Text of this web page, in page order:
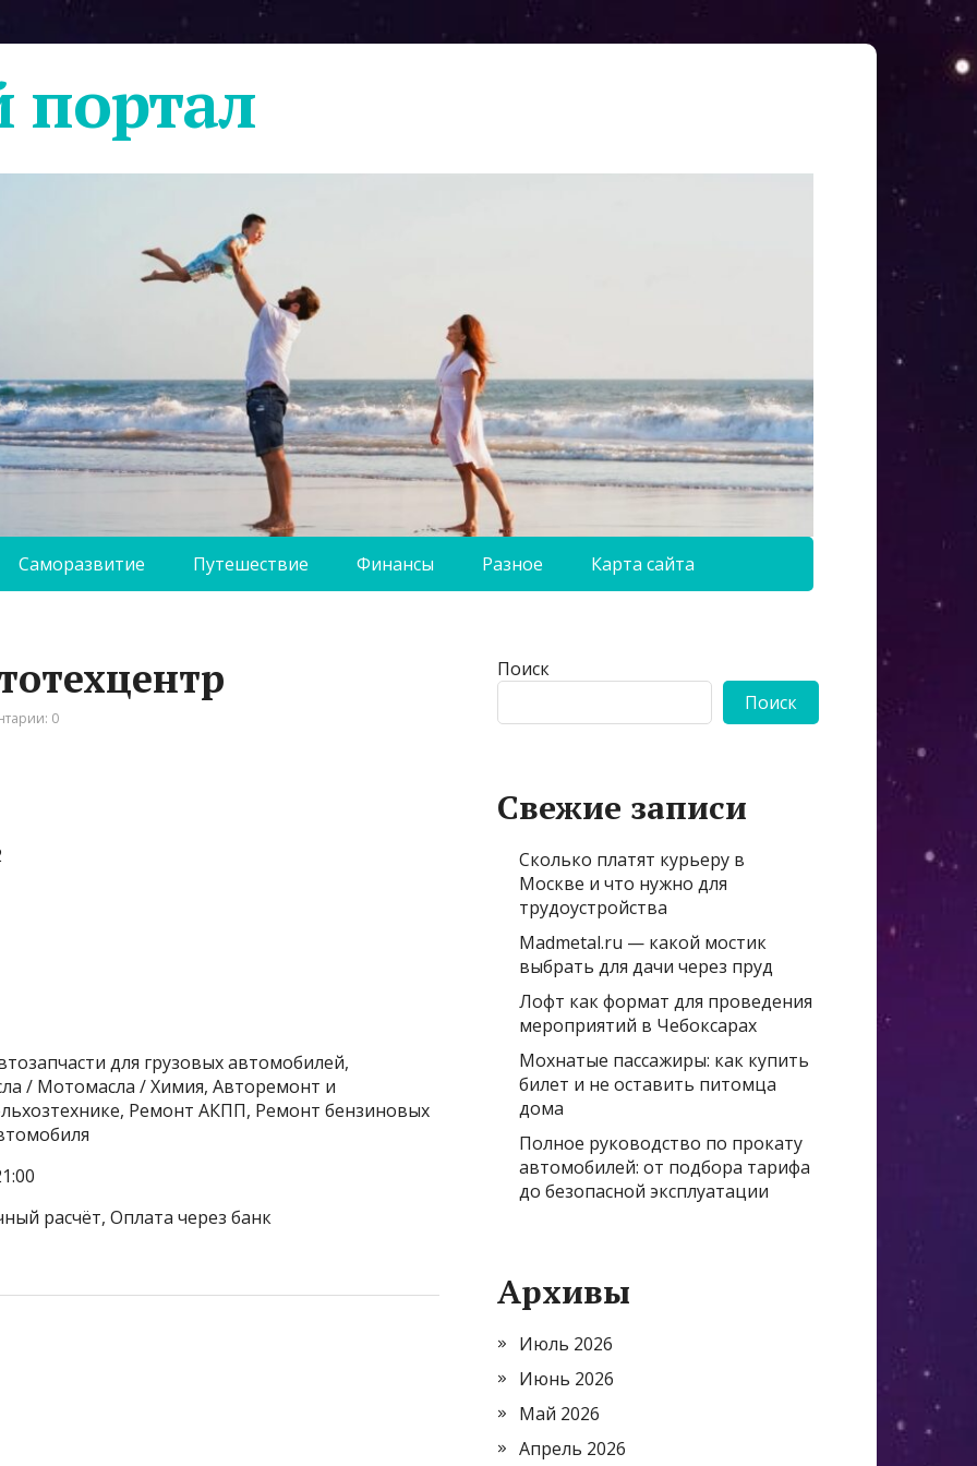
Саморазвитие Путешествие Финансы Разное Карта сайта
0
для грузовых автомобилей,
/ Мотомасла / Химия, Авторемонт и
Ремонт АКПП, Ремонт бензиновых
расчёт, Оплата через банк
Поиск
Поиск
Свежие записи
Сколько платят курьеру в
Москве и что нужно для
трудоустройства
Madmetal.ru — какой мостик
выбрать для дачи через пруд
Лофт как формат для проведения
мероприятий в Чебоксарах
Мохнатые пассажиры: как купить
билет и не оставить питомца
дома
Полное руководство по прокату
автомобилей: от подбора тарифа
до безопасной эксплуатации
Архивы
Июль 2026
Июнь 2026
Май 2026
Апрель 2026